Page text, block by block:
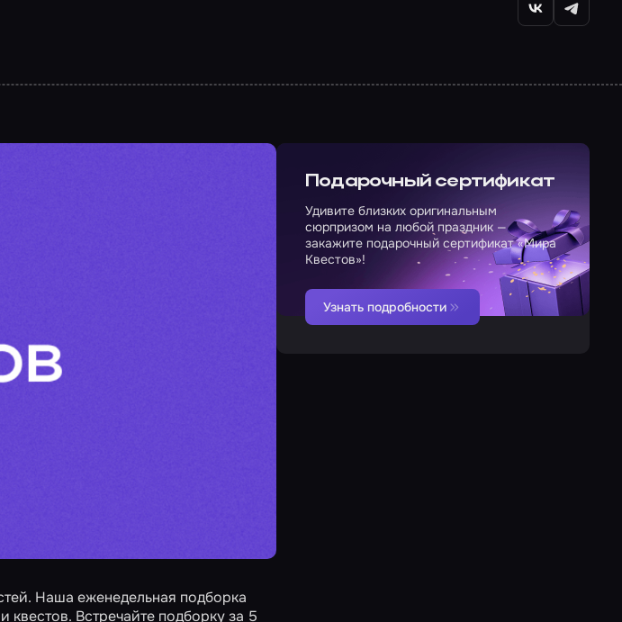
Наша еженедельная подборка
Встречайте подборку за 5
Подарочный сертификат
Удивите близких оригинальным
сюрпризом на любой праздник —
закажите подарочный сертификат «Мира
Квестов»!
Узнать подробности